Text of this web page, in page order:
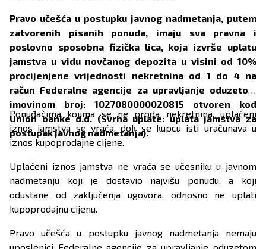
Pravo učešća u postupku javnog nadmetanja, putem
zatvorenih pisanih ponuda, imaju sva pravna i
poslovno sposobna fizička lica, koja izvrše uplatu
jamstva u vidu novčanog depozita u visini od 10%
procijenjene vrijednosti nekretnina od 1 do 4 na
račun Federalne agencije za upravljanje oduzetom
imovinom broj: 1027080000020815 otvoren kod
Union banke d.d. (Svrha uplate: uplata jamstva za
postupak javnog nadmetanja).
Ponuđačima kojima se ne proda nekretnina, uplaćeni
iznos jamstva se vraća, dok se kupcu isti uračunava u
iznos kupoprodajne cijene.
Uplaćeni iznos jamstva ne vraća se učesniku u javnom
nadmetanju koji je dostavio najvišu ponudu, a koji
odustane od zaključenja ugovora, odnosno ne uplati
kupoprodajnu cijenu.
Pravo učešća u postupku javnog nadmetanja nemaju